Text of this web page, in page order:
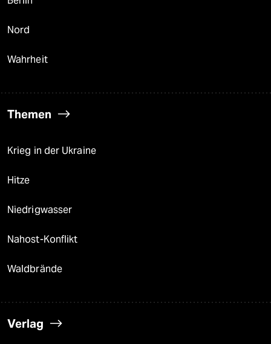
Nord
Wahrheit
Themen
Krieg in der Ukraine
Hitze
Niedrigwasser
Nahost-Konflikt
Waldbrände
Verlag